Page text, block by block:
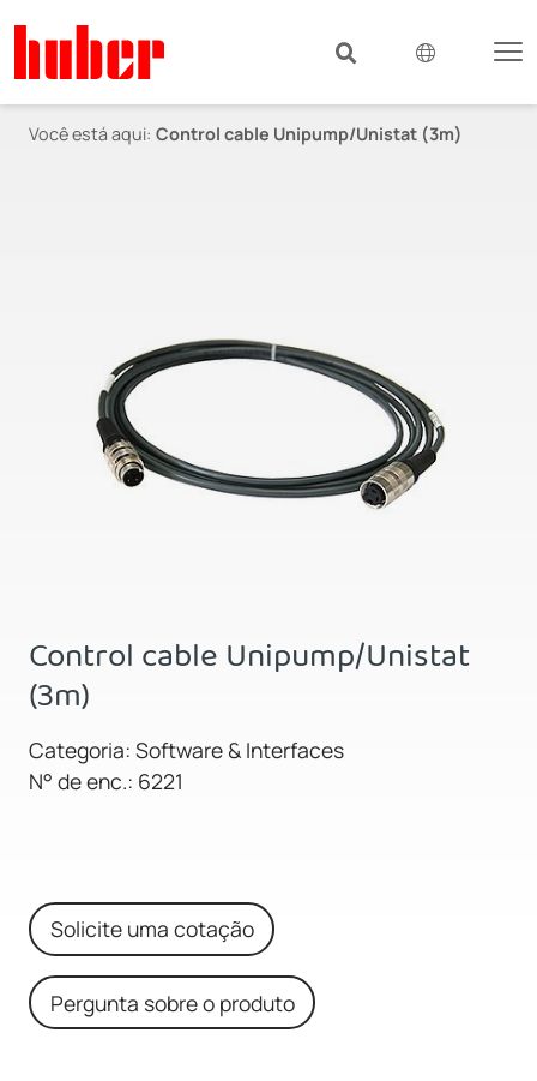
Você está aqui: Control cable Unipump/Unistat (3m)
Control cable Unipump/Unistat
(3m)
Categoria: Software & Interfaces
N° de enc.: 6221
Solicite uma cotação
Pergunta sobre o produto